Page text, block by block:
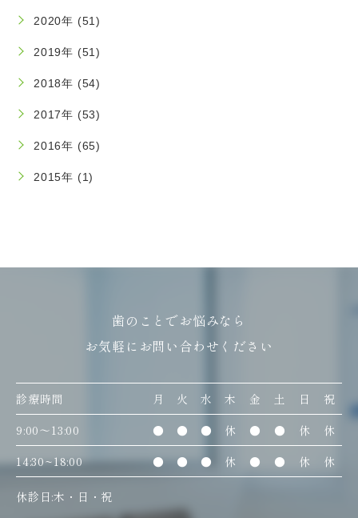
2020年 (51)
2019年 (51)
2018年 (54)
2017年 (53)
2016年 (65)
2015年 (1)
歯のことでお悩みなら
お気軽にお問い合わせください
診療時間 月 火 水 木 金 土 日
祝
9:00〜13:00
● ● ● 休 ● ● 休
休
14:30~18:00
● ● ● 休 ● ● 休 休
休診日:木・日・祝